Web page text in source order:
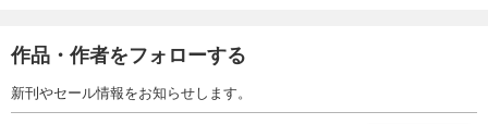
作品・作者をフォローする
新刊やセール情報をお知らせします。